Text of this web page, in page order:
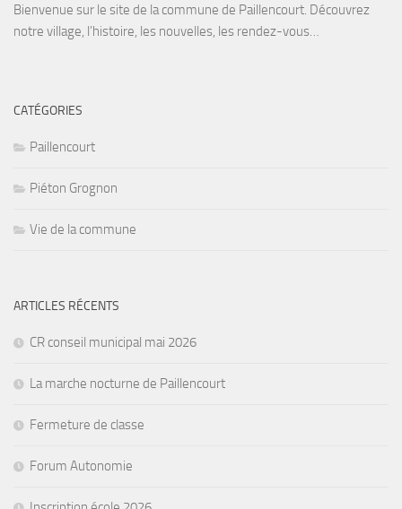
Bienvenue sur le site de la commune de Paillencourt. Découvrez
notre village, l’histoire, les nouvelles, les rendez-vous…
CATÉGORIES
Paillencourt
Piéton Grognon
Vie de la commune
ARTICLES RÉCENTS
CR conseil municipal mai 2026
La marche nocturne de Paillencourt
Fermeture de classe
Forum Autonomie